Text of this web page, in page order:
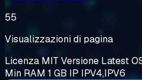
55
Visualizzazioni di pagina
Licenza MIT Versione Latest
Min RAM 1 GB IP IPV4,IPV6